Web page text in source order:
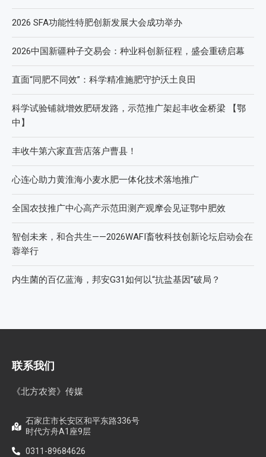
2026 SFA功能性特肥创新发展大会成功举办
2026中国新疆种子交易会：种业科创新征程，盛会重磅启幕
直面“同肥不同效”：科学精准施肥守护沃土良田
科学试验铺就增效肥研发路，示范推广架起丰收金桥梁 【鄂
中】
丰收牛第六家直营店落户曹县！
心连心助力黄淮海小麦水肥一体化技术落地推广
全国农技推广中心高产示范田测产观摩会见证鄂中肥效
智创未来，和合共生——2026WAFI畜牧科技创新论坛启动会在
蓉举行
内生菌的百亿蓝海，邦安G31如何以“抗盐基因”破局？
联系我们
《北方农资》传媒
石家庄市长安区和平东路336号
时代方舟A1座9层
0311-89684626